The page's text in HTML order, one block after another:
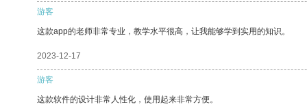
游客
这款app的老师非常专业，教学水平很高，让我能够学到实用的知识。
2023-12-17
游客
这款软件的设计非常人性化，使用起来非常方便。